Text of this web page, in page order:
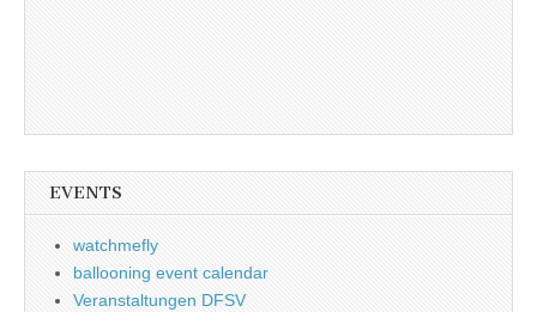
EVENTS
watchmefly
ballooning event calendar
Veranstaltungen DFSV